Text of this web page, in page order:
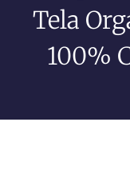
Tela
100%